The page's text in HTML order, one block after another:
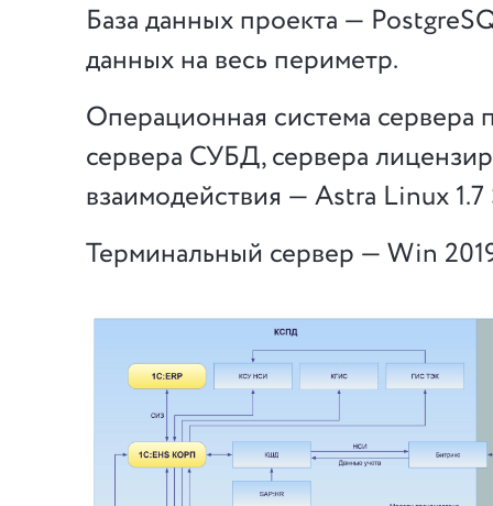
База данных проекта —
данных на весь периметр.
Операционная система сервера
сервера СУБД, сервера
взаимодействия — Astra Linux 1.7
Терминальный сервер — Win